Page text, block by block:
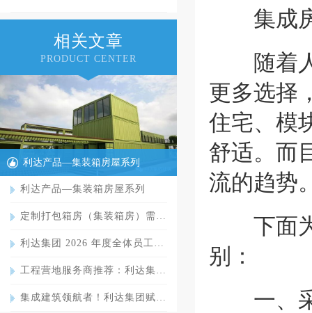
相关文章
PRODUCT CENTER
利达产品—集装箱房屋系列
利达产品—集装箱房屋系列
定制打包箱房（集装箱房）需…
利达集团 2026 年度全体员工…
工程营地服务商推荐：利达集…
集成建筑领航者！利达集团赋…
集成房
随着人
更多选择
住宅、模
舒适。而
流的趋势
下面为
别：
一、采